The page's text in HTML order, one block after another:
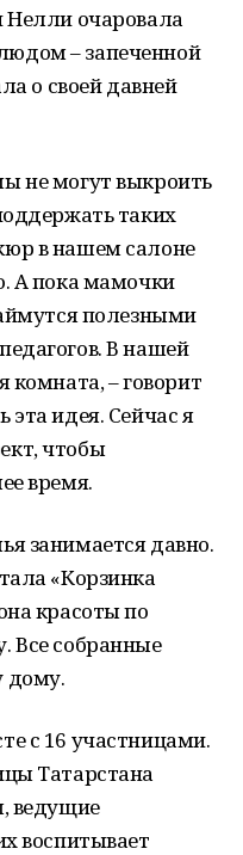
Нелли очаровала
– запеченной
о своей давней
не могут выкроить
таких
в нашем салоне
А пока мамочки
полезными
В нашей
комната, – говорит
идея. Сейчас я
чтобы
время.
занимается давно.
«Корзинка
красоты по
Все собранные
дому.
с 16 участницами.
Татарстана
ведущие
воспитывает